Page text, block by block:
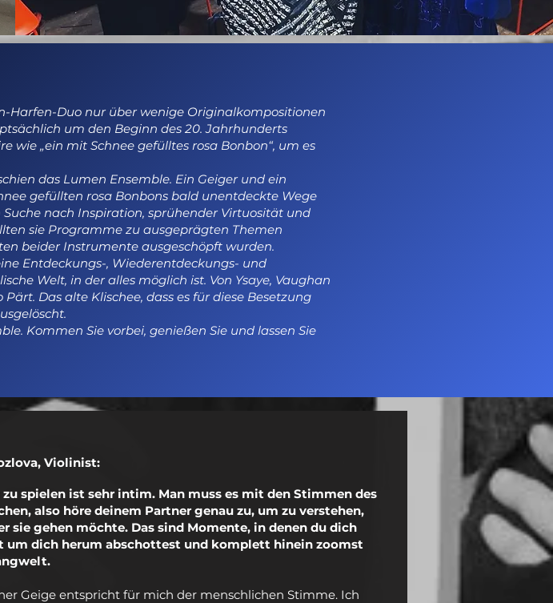
Harfen-Duo nur über wenige Originalkompositionen
um den Beginn des 20. Jahrhunderts
wie „ein mit Schnee gefülltes rosa Bonbon“, um es
das Lumen Ensemble. Ein Geiger und ein
gefüllten rosa Bonbons bald unentdeckte Wege
nach Inspiration, sprühender Virtuosität und
sie Programme zu ausgeprägten Themen
beider Instrumente ausgeschöpft wurden.
Entdeckungs-, Wiederentdeckungs- und
Welt, in der alles möglich ist. Von Ysaye, Vaughan
Das alte Klischee, dass es für diese Besetzung
Kommen Sie vorbei, genießen Sie und lassen Sie
Violinist:
zu spielen ist sehr intim. Man muss es mit den Stimmen des
also höre deinem Partner genau zu, um zu verstehen,
sie gehen möchte. Das sind Momente, in denen du dich
um dich herum abschottest und komplett hinein zoomst
Geige entspricht für mich der menschlichen Stimme. Ich